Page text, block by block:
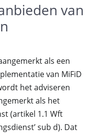
van
als een
van MiFiD
het adviseren
als het
(artikel 1.1 Wft
sub d). Dat